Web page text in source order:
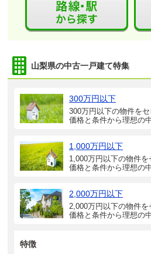
山梨県の中古一戸建て特集
300万円以下
300万円以下の物件をセ
価格と条件から理想の
1,000万円以下
1,000万円以下の物件を
価格と条件から理想の
2,000万円以下
2,000万円以下の物件を
価格と条件から理想の
特徴